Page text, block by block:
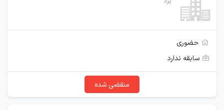
حضوری
سابقه ندارد
منقضی شده